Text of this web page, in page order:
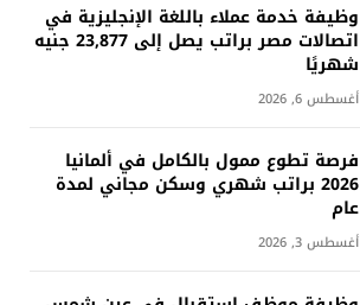
وظيفة خدمة عملاء باللغة الإنجليزية في
اتصالات مصر براتب يصل إلى 23,877 جنيه
شهريًا
أغسطس 6, 2026
فرصة تطوع ممول بالكامل في ألمانيا
2026 براتب شهري وسكن مجاني لمدة
عام
أغسطس 3, 2026